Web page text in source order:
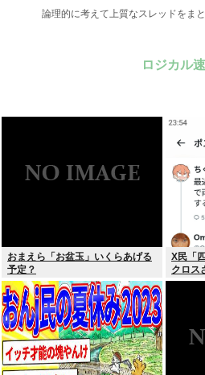
論理的に考えて上質なスレッドをま
ロジカル
おまえら「お盆玉」いくらあげる
予定？
X民「
クロス
イケる